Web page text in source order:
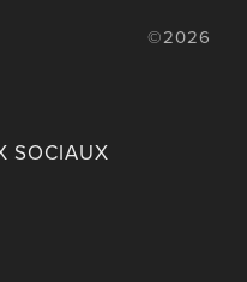
©2026
SOCIAUX